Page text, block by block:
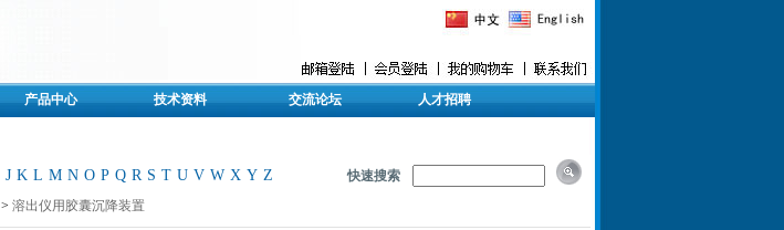
产品中心 技术资料 交流论坛 人才招聘
J K L M N O P Q R S T U V W X Y Z
快速搜索
> 溶出仪用胶囊沉降装置